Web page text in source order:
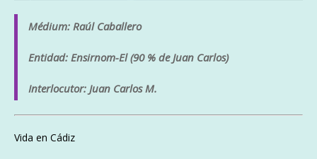
Médium: Raúl Caballero
Entidad: Ensirnom-El (90 % de Juan Carlos)
Interlocutor: Juan Carlos M.
Vida en Cádiz